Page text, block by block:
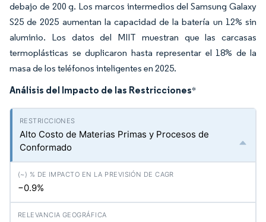
debajo de 200 g. Los marcos intermedios del Samsung Galaxy
S25 de 2025 aumentan la capacidad de la batería un 12% sin
aluminio. Los datos del MIIT muestran que las carcasas
termoplásticas se duplicaron hasta representar el 18% de la
masa de los teléfonos inteligentes en 2025.
Análisis del Impacto de las Restricciones*
Alto Costo de Materias Primas y Procesos de
Conformado
−0.9%